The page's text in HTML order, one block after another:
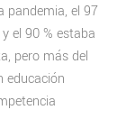
pandemia, el 97
el 90 % estaba
pero más del
educación